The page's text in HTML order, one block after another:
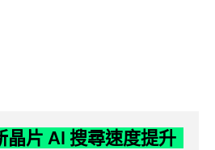
晶片 AI 搜尋速度提升